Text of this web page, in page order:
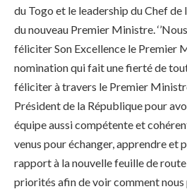
du Togo et le leadership du Chef de
du nouveau Premier Ministre.
féliciter Son Excellence le Premier
nomination qui fait une fierté de
féliciter à travers le Premier
Président de la République pour
équipe aussi compétente et
venus pour échanger, apprendre et
rapport à la nouvelle feuille de
priorités afin de voir comment